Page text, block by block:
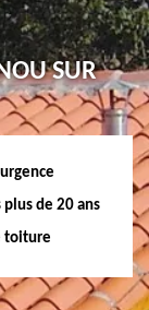
SUR
de 20 ans
toiture